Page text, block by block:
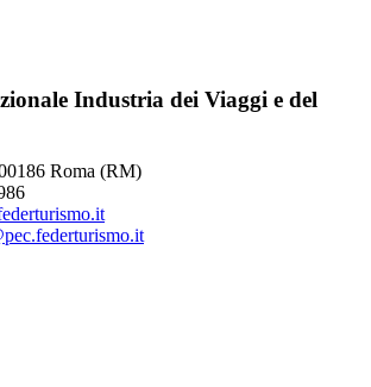
Industria dei Viaggi e del
Roma (RM)